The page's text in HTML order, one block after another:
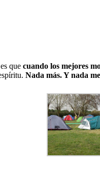
que cuando los mejores
Nada más. Y nada